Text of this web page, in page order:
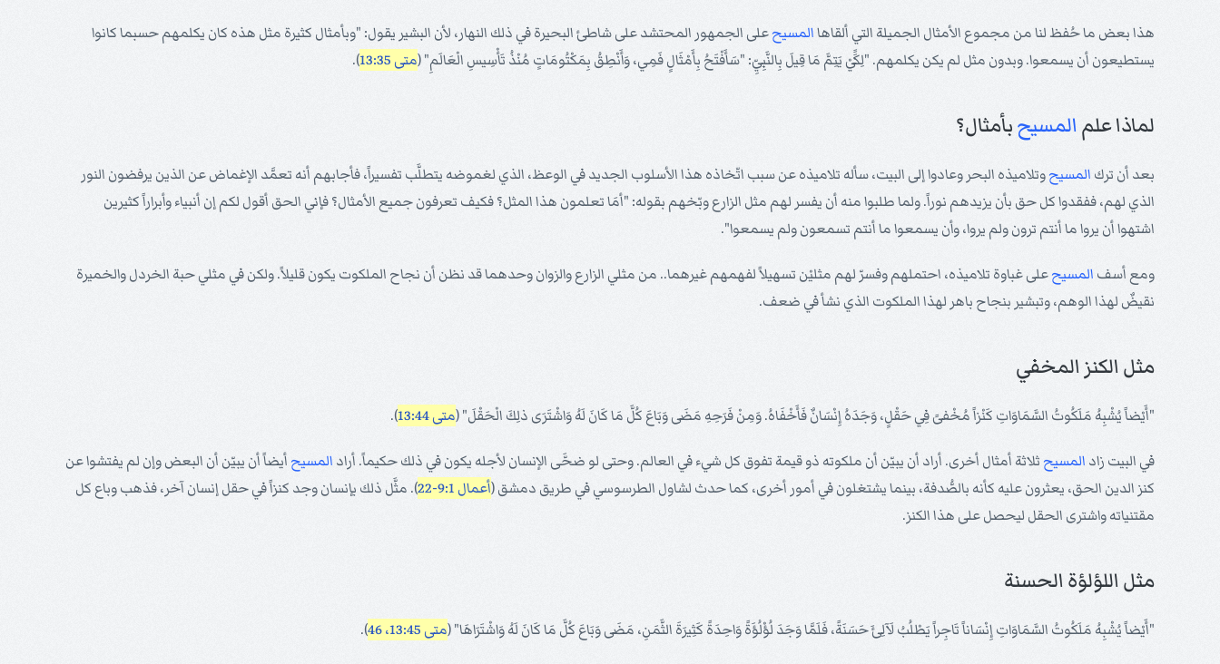
هذا بعض ما حُفظ لنا من مجموع الأمثال الجميلة التي ألقاهاالمسيحعلى الجمهور المحتشد على شاطئ البحيرة في ذلك النهار، لأن البشير يقول: "وبأمثال كثيرة مثل هذه كان يكلمهم حسبما كانوا
يستطيعون أن يسمعوا. وبدون مثل لم يكن يكلمهم. "لِكَََيْ يَتِمَّ مَا قِيلَ بِالنَّبِيِّ: "سَأَفْتَحُ بِأَمْثَالٍ فَمِي، وَأَنْطِقُ بِمَكْتُومَاتٍ مُنْذُ تَأْسِيسِ الْعَالَمِ" (متى 13:35 ).
لماذا علمالمسيحبأمثال؟
بعد أن ترك المسيحوتلاميذه البحر وعادوا إلى البيت، سأله تلاميذه عن سبب اتّخاذه هذا الأسلوب الجديد في الوعظ، الذي لغموضه يتطلَّب تفسيراً، فأجابهم أنه تعمَّد الإغماض عن الذين يرفضون النور
الذي لهم، ففقدوا كل حق بأن يزيدهم نوراً. ولما طلبوا منه أن يفسر لهم مثل الزارع وبّخهم بقوله: "أمَا تعلمون هذا المثل؟ فكيف تعرفون جميع الأمثال؟ فإني الحق أقول لكم إن أنبياء وأبراراً كثيرين
اشتهوا أن يروا ما أنتم ترون ولم يروا، وأن يسمعوا ما أنتم تسمعون ولم يسمعوا".
ومع أسف المسيحعلى غباوة تلاميذه، احتملهم وفسرّ لهم مثليْن تسهيلاً لفهمهم غيرهما.. من مثلي الزارع والزوان وحدهما قد نظن أن نجاح الملكوت يكون قليلاً. ولكن في مثلي حبة الخردل والخميرة
نقيضٌ لهذا الوهم، وتبشير بنجاح باهر لهذا الملكوت الذي نشأ في ضعف.
مثل الكنز المخفي
"أَيْضاً يُشْبِهُ مَلَكُوتُ السَّمَاوَاتِ كَنْزاً مُخْفىً فِي حَقْلٍ، وَجَدَهُ إِنْسَانٌ فَأَخْفَاهُ. وَمِنْ فَرَحِهِ مَضَى وَبَاعَ كُلَّ مَا كَانَ لَهُ وَاشْتَرَى ذلِكَ الْحَقْلَ" (متى 13:44 ).
في البيت زاد المسيح ثلاثة أمثال أخرى. أراد أن يبيّن أن ملكوته ذو قيمة تفوق كل شيء في العالم. وحتى لو ضحَّى الإنسان لأجله يكون في ذلك حكيماً. أراد المسيحأيضاً أن يبيّن أن البعض وإن لم يفتشوا عن
كنز الدين الحق، يعثرون عليه كأنه بالصُّدفة، بينما يشتغلون في أمور أخرى، كما حدث لشاول الطرسوسي في طريق دمشق (أعمال 9:1-22
). مثَّل ذلك بإنسان وجد كنزاً في حقل إنسان آخر، فذهب وباع كل
مقتنياته واشترى الحقل ليحصل على هذا الكنز.
مثل اللؤلؤة الحسنة
"أَيْضاً يُشْبِهُ مَلَكُوتُ السَّمَاوَاتِ إِنْسَاناً تَاجِراً يَطْلُبُ لَآلِئَ حَسَنَةً، فَلَمَّا وَجَدَ لُؤْلُؤَةً وَاحِدَةً كَثِيرَةَ الثَّمَنِ، مَضَى وَبَاعَ كُلَّ مَا كَانَ لَهُ وَاشْتَرَاهَا" (متى 13:45، 46 ).